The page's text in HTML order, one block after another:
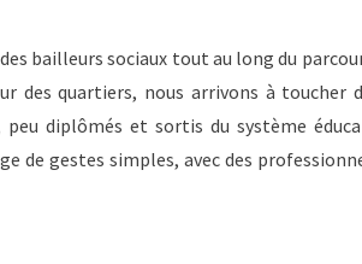
bailleurs sociaux tout au long du
des quartiers, nous arrivons à toucher
peu diplômés et sortis du système
de gestes simples, avec des